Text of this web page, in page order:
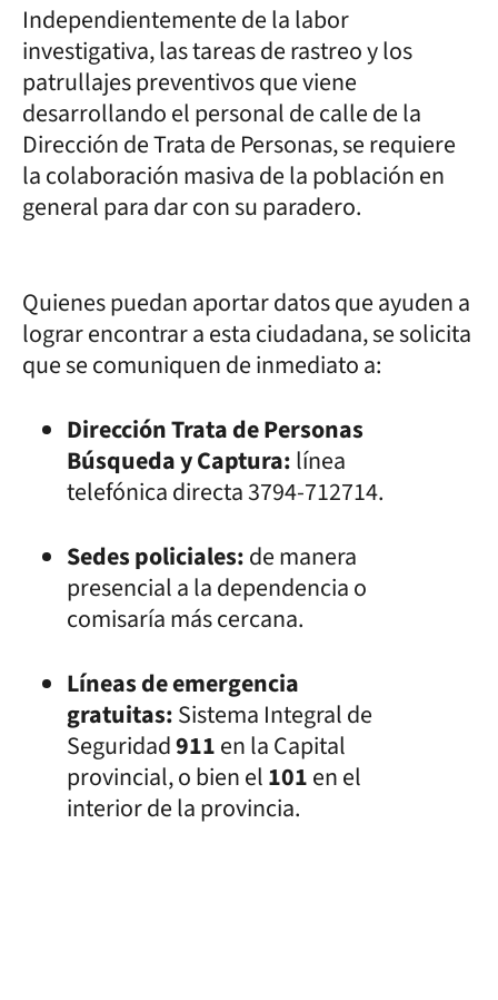
Independientemente de la labor
investigativa, las tareas de rastreo y los
patrullajes preventivos que viene
desarrollando el personal de calle de la
Dirección de Trata de Personas, se requiere
la colaboración masiva de la población en
general para dar con su paradero.
Quienes puedan aportar datos que ayuden a
lograr encontrar a esta ciudadana, se solicita
que se comuniquen de inmediato a:
Dirección Trata de Personas
Búsqueda y Captura:línea
telefónica directa 3794-712714.
Sedes policiales:de manera
presencial a la dependencia o
comisaría más cercana.
Líneas de emergencia
gratuitas:Sistema Integral de
Seguridad911en la Capital
provincial, o bien el101en el
interior de la provincia.